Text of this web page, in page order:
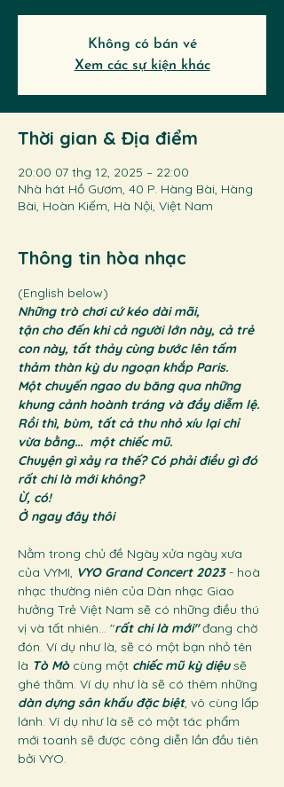
Không có bán vé
Xem các sự kiện khác
Thời gian & Địa điểm
20:00 07 thg 12, 2025 – 22:00
Nhà hát Hồ Gươm, 40 P. Hàng Bài, Hàng
Bài, Hoàn Kiếm, Hà Nội, Việt Nam
Thông tin hòa nhạc
(English below)
Những trò chơi cứ kéo dài mãi,
tận cho đến khi cả người lớn này, cả trẻ
con này, tất thảy cùng bước lên tấm
thảm thàn kỳ du ngoạn khắp Paris.
Một chuyến ngao du băng qua những
khung cảnh hoành tráng và đầy diễm lệ.
Rồi thì, bùm, tất cả thu nhỏ xíu lại chỉ
vừa bằng...  một chiếc mũ.
Chuyện gì xảy ra thế? Có phải điều gì đó
rất chi là mới không?
Ừ, có!
Ở ngay đây thôi
Nằm trong chủ đề Ngày xửa ngày xưa
của VYMI, VYO Grand Concert 2023 - hoà
nhạc thường niên của Dàn nhạc Giao
hưởng Trẻ Việt Nam sẽ có những điều thú
vị và tất nhiên... "rất chi là mới" đang chờ
đón. Ví dụ như là, sẽ có một bạn nhỏ tên
là Tò Mò cùng một chiếc mũ kỳ diệu sẽ
ghé thăm. Ví dụ như là sẽ có thêm những
dàn dựng sân khấu đặc biệt, vô cùng lấp
lánh. Ví dụ như là sẽ có một tác phẩm
mới toanh sẽ được công diễn lần đầu tiên
bởi VYO.